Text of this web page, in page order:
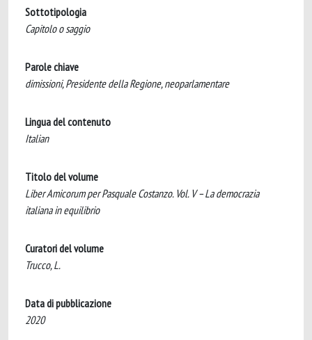
Sottotipologia
Capitolo o saggio
Parole chiave
dimissioni, Presidente della Regione, neoparlamentare
Lingua del contenuto
Italian
Titolo del volume
Liber Amicorum per Pasquale Costanzo. Vol. V – La democrazia
italiana in equilibrio
Curatori del volume
Trucco, L.
Data di pubblicazione
2020